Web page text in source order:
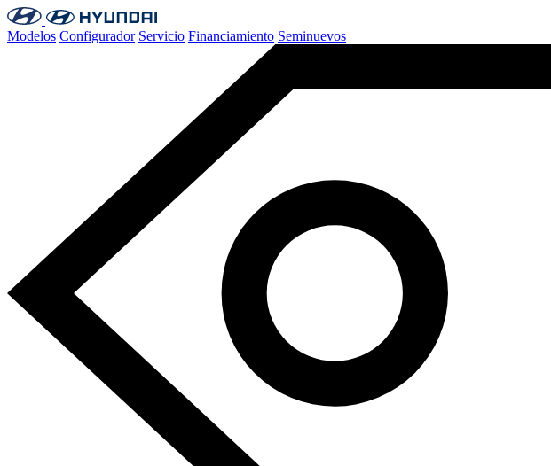
Modelos Configurador Servicio Financiamiento Seminuevos